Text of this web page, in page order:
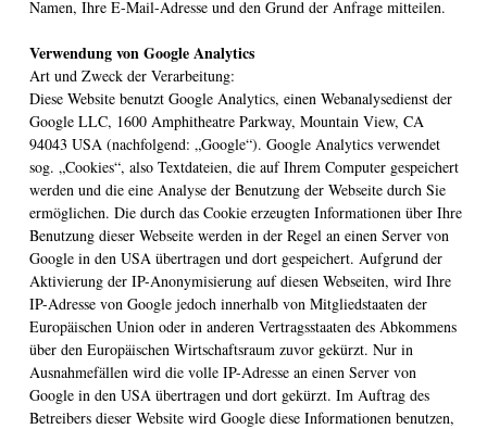
Namen, Ihre E-Mail-Adresse und den Grund der Anfrage mitteilen.
Verwendung von Google Analytics
Art und Zweck der Verarbeitung:
Diese Website benutzt Google Analytics, einen Webanalysedienst der
Google LLC, 1600 Amphitheatre Parkway, Mountain View, CA
94043 USA (nachfolgend: „Google“). Google Analytics verwendet
sog. „Cookies“, also Textdateien, die auf Ihrem Computer gespeichert
werden und die eine Analyse der Benutzung der Webseite durch Sie
ermöglichen. Die durch das Cookie erzeugten Informationen über Ihre
Benutzung dieser Webseite werden in der Regel an einen Server von
Google in den USA übertragen und dort gespeichert. Aufgrund der
Aktivierung der IP-Anonymisierung auf diesen Webseiten, wird Ihre
IP-Adresse von Google jedoch innerhalb von Mitgliedstaaten der
Europäischen Union oder in anderen Vertragsstaaten des Abkommens
über den Europäischen Wirtschaftsraum zuvor gekürzt. Nur in
Ausnahmefällen wird die volle IP-Adresse an einen Server von
Google in den USA übertragen und dort gekürzt. Im Auftrag des
Betreibers dieser Website wird Google diese Informationen benutzen,